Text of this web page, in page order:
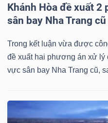
Khánh Hòa đề xuất 2
sân bay Nha Trang cũ
Trong kết luận vừa được
đề xuất hai phương án xử
vực sân bay Nha Trang cũ,
TIN
DỊCH